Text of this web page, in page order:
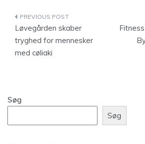
Indlægsnavigation
Løvegården skaber
tryghed for mennesker
med cøliaki
Søg
Søg